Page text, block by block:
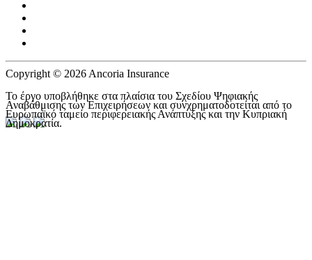
Copyright © 2026 Ancoria Insurance
Το έργο υποβλήθηκε στα πλαίσια του Σχεδίου Ψηφιακής
Αναβάθμισης των Επιχειρήσεων και συνχρηματοδοτείται από το
Ευρωπαϊκό ταμείο περιφερειακής Ανάπτυξης και την Κυπριακή
Δημοκρατία.